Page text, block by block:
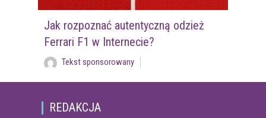
Jak rozpoznać autentyczną odzież
Ferrari F1 w Internecie?
Tekst sponsorowany
REDAKCJA